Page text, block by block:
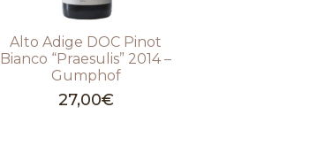
Alto Adige DOC Pinot
Bianco “Praesulis” 2014 –
Gumphof
27,00€